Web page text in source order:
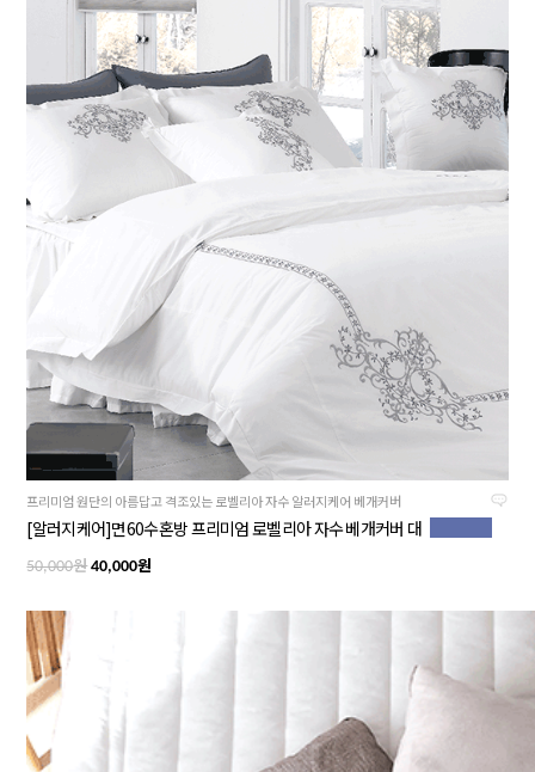
프리미엄 원단의 아름답고 격조있는 로벨리아 자수 알러지케어 베개커버
[알러지케어]면60수혼방 프리미엄 로벨리아 자수 베개커버 대
50,000원40,000원